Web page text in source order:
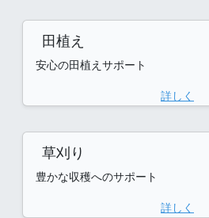
田植え
安心の田植えサポート
詳しく
草刈り
豊かな収穫へのサポート
詳しく